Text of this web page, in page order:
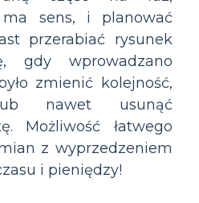
ma sens, i planować
przerabiać rysunek
gdy wprowadzano
zmienić kolejność,
nawet usunąć
Możliwość łatwego
z wyprzedzeniem
i pieniędzy!